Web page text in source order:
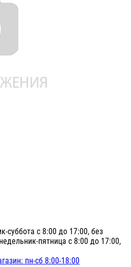
суббота с 8:00 до 17:00, без
пятница с 8:00 до 17:00,
пн-сб 8:00-18:00